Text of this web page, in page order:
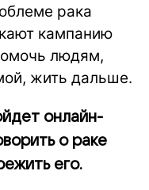
рака
кампанию
людям,
жить дальше.
онлайн-
о раке
его.